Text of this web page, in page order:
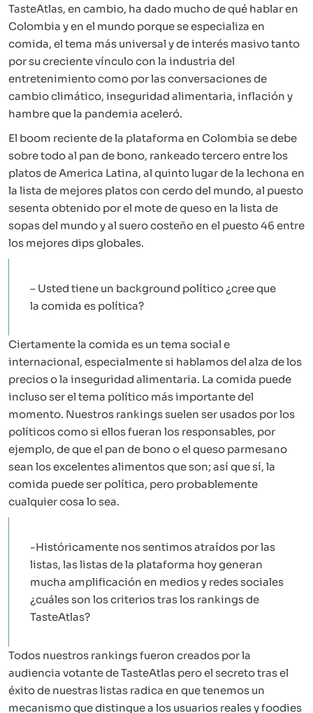
TasteAtlas, en cambio, ha dado mucho de qué hablar en
Colombia y en el mundo porque se especializa en
comida, el tema más universal y de interés masivo tanto
por su creciente vínculo con la industria del
entretenimiento como por las conversaciones de
cambio climático, inseguridad alimentaria, inflación y
hambre que la pandemia aceleró.
El boom reciente de la plataforma en Colombia se debe
sobre todo al pan de bono, rankeado tercero entre los
platos de America Latina, al quinto lugar de la lechona en
la lista de mejores platos con cerdo del mundo, al puesto
sesenta obtenido por el mote de queso en la lista de
sopas del mundo y al suero costeño en el puesto 46 entre
los mejores dips globales.
– Usted tiene un background político ¿cree que
la comida es política?
Ciertamente la comida es un tema social e
internacional, especialmente si hablamos del alza de los
precios o la inseguridad alimentaria. La comida puede
incluso ser el tema político más importante del
momento. Nuestros rankings suelen ser usados por los
políticos como si ellos fueran los responsables, por
ejemplo, de que el pan de bono o el queso parmesano
sean los excelentes alimentos que son; así que sí, la
comida puede ser política, pero probablemente
cualquier cosa lo sea.
-Históricamente nos sentimos atraídos por las
listas, las listas de la plataforma hoy generan
mucha amplificación en medios y redes sociales
¿cuáles son los criterios tras los rankings de
TasteAtlas?
Todos nuestros rankings fueron creados por la
audiencia votante de TasteAtlas pero el secreto tras el
éxito de nuestras listas radica en que tenemos un
mecanismo que distingue a los usuarios reales y foodies